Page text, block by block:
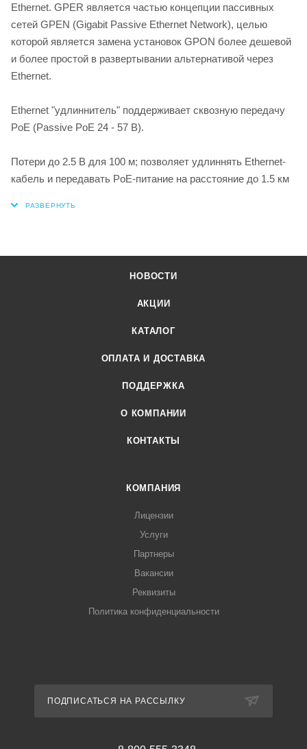
Ethernet. GPER является частью концепции пассивных
сетей GPEN (Gigabit Passive Ethernet Network), целью
которой является замена установок GPON более дешевой
и более простой в развертывании альтернативой через
Ethernet.
Ethernet "удлиннитель" поддерживает сквозную передачу
PoE (Passive PoE 24 - 57 В).
Потери до 2.5 В для 100 м; позволяет удлиннять Ethernet-
кабель и передавать PoE-питание на расстояние до 1.5 км
НОВОСТИ
АКЦИИ
КАТАЛОГ
ОПЛАТА И ДОСТАВКА
ПОДДЕРЖКА
О КОМПАНИИ
КОНТАКТЫ
КОМПАНИЯ
Лицензии
Услуги
Партнеры
Вакансии
Реквизиты
Политика конфиденциальности
ПОДПИСАТЬСЯ НА РАССЫЛКУ